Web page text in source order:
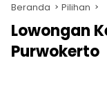
Beranda Pilihan
Lowongan
Purwokerto